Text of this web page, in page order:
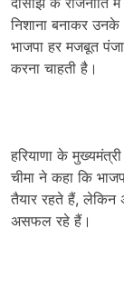
निशाना बनाकर
भाजपा हर मजबूत
करना चाहती है।
हरियाणा के
चीमा ने कहा कि
तैयार रहते हैं, लेकिन
असफल रहे हैं।